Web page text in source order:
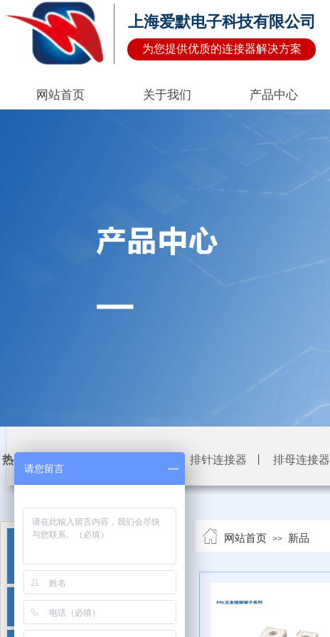
热门关键词： 排针连接器 排母连接器
网站首页 >> 新品
PRODUCT LIST
板对板连接器
上海爱默电子科技有限公司
为您提供优质的连接器解决方案
网站首页 关于我们 产品中心
请您留言